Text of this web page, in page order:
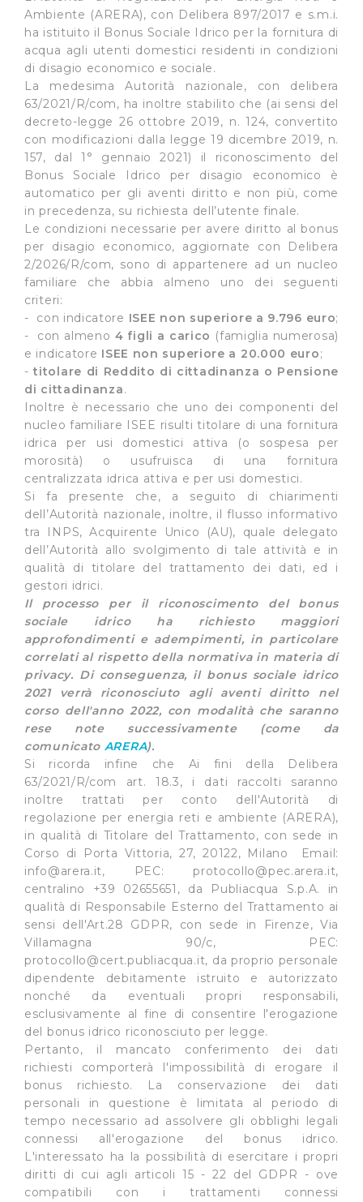
Ambiente (ARERA), con Delibera 897/2017 e s.m.i.
ha istituito il Bonus Sociale Idrico per la fornitura di
acqua agli utenti domestici residenti in condizioni
di disagio economico e sociale.
La medesima Autorità nazionale, con delibera
63/2021/R/com, ha inoltre stabilito che (ai sensi del
decreto-legge 26 ottobre 2019, n. 124, convertito
con modificazioni dalla legge 19 dicembre 2019, n.
157, dal 1° gennaio 2021) il riconoscimento del
Bonus Sociale Idrico per disagio economico è
automatico per gli aventi diritto e non più, come
in precedenza, su richiesta dell’utente finale.
Le condizioni necessarie per avere diritto al bonus
per disagio economico, aggiornate con Delibera
2/2026/R/com, sono di appartenere ad un nucleo
familiare che abbia almeno uno dei seguenti
criteri:
- con indicatore ISEE non superiore a 9.796 euro;
- con almeno 4 figli a carico (famiglia numerosa)
e indicatore ISEE non superiore a 20.000 euro;
-titolare di Reddito di cittadinanza o Pensione
di cittadinanza.
Inoltre è necessario che uno dei componenti del
nucleo familiare ISEE risulti titolare di una fornitura
idrica per usi domestici attiva (o sospesa per
morosità) o usufruisca di una fornitura
centralizzata idrica attiva e per usi domestici.
Si fa presente che, a seguito di chiarimenti
dell’Autorità nazionale, inoltre, il flusso informativo
tra INPS, Acquirente Unico (AU), quale delegato
dell’Autorità allo svolgimento di tale attività e in
qualità di titolare del trattamento dei dati, ed i
gestori idrici.
Il processo per il riconoscimento del bonus
sociale idrico ha richiesto maggiori
approfondimenti e adempimenti, in particolare
correlati al rispetto della normativa in materia di
privacy. Di conseguenza, il bonus sociale idrico
2021 verrà riconosciuto agli aventi diritto nel
corso dell'anno 2022, con modalità che saranno
rese note successivamente (come da
comunicato ARERA).
Si ricorda infine che Ai fini della Delibera
63/2021/R/com art. 18.3, i dati raccolti saranno
inoltre trattati per conto dell'Autorità di
regolazione per energia reti e ambiente (ARERA),
in qualità di Titolare del Trattamento, con sede in
Corso di Porta Vittoria, 27, 20122, Milano Email:
info@arera.it, PEC: protocollo@pec.arera.it,
centralino +39 02655651, da Publiacqua S.p.A. in
qualità di Responsabile Esterno del Trattamento ai
sensi dell'Art.28 GDPR, con sede in Firenze, Via
Villamagna 90/c, PEC:
protocollo@cert.publiacqua.it, da proprio personale
dipendente debitamente istruito e autorizzato
nonché da eventuali propri responsabili,
esclusivamente al fine di consentire l'erogazione
del bonus idrico riconosciuto per legge.
Pertanto, il mancato conferimento dei dati
richiesti comporterà l'impossibilità di erogare il
bonus richiesto. La conservazione dei dati
personali in questione è limitata al periodo di
tempo necessario ad assolvere gli obblighi legali
connessi all'erogazione del bonus idrico.
L'interessato ha la possibilità di esercitare i propri
diritti di cui agli articoli 15 - 22 del GDPR - ove
compatibili con i trattamenti connessi